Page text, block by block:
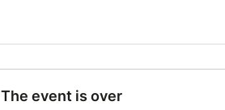
The event is over